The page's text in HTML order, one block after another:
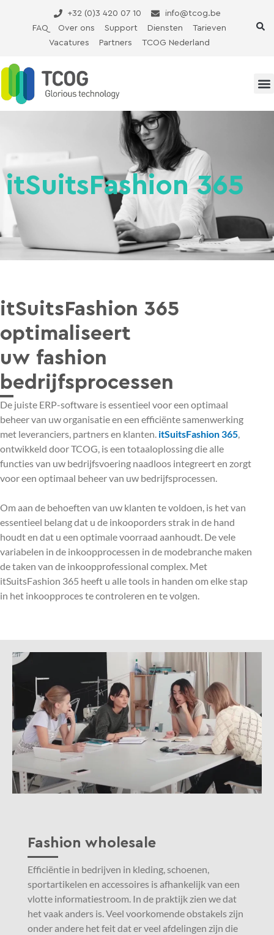
+32 (0)3 420 07 10
info@tcog.be
FAQ
Over ons Support Diensten
Tarieven
Vacatures
Partners TCOG Nederland
itSuitsFashion 365
itSuitsFashion 365
optimaliseert
uw fashion
bedrijfsprocessen
De juiste ERP-software is essentieel voor een optimaal
beheer van uw organisatie en een efficiënte samenwerking
met leveranciers, partners en klanten. itSuitsFashion 365,
ontwikkeld door TCOG, is een totaaloplossing die alle
functies van uw bedrijfsvoering naadloos integreert en zorgt
voor een optimaal beheer van uw bedrijfsprocessen.
Om aan de behoeften van uw klanten te voldoen, is het van
essentieel belang dat u de inkooporders strak in de hand
houdt en dat u een optimale voorraad aanhoudt. De vele
variabelen in de inkoopprocessen in de modebranche maken
de taken van de inkoopprofessional complex. Met
itSuitsFashion 365 heeft u alle tools in handen om elke stap
in het inkoopproces te controleren en te volgen.
Fashion wholesale
Efficiëntie in bedrijven in kleding, schoenen,
sportartikelen en accessoires is afhankelijk van een
vlotte informatiestroom. In de praktijk zien we dat
het vaak anders is. Veel voorkomende obstakels zijn
onder andere het feit dat er veel afdelingen zijn die